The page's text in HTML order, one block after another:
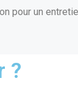
pour un
?